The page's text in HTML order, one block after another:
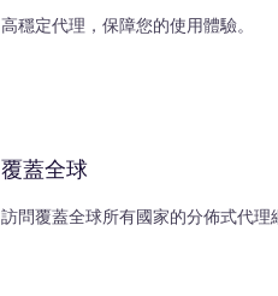
高穩定代理，保障您的使用體驗。
覆蓋全球
訪問覆蓋全球所有國家的分佈式代理